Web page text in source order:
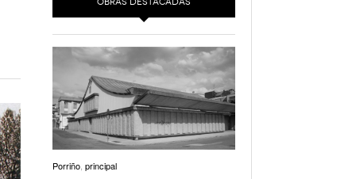
Porriño principal